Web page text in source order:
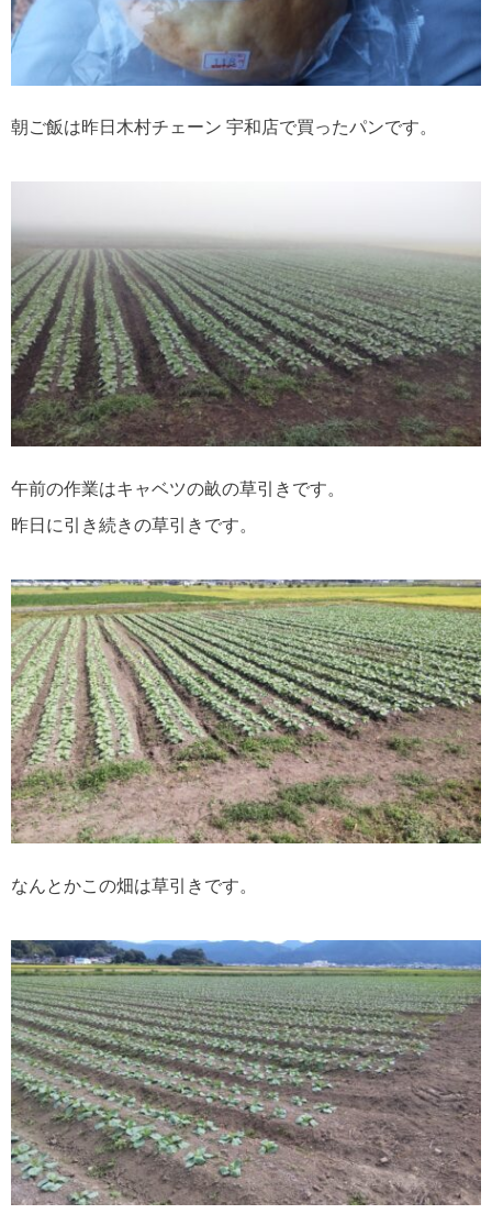
朝ご飯は昨日木村チェーン 宇和店で買ったパンです。
午前の作業はキャベツの畝の草引きです。
昨日に引き続きの草引きです。
なんとかこの畑は草引きです。